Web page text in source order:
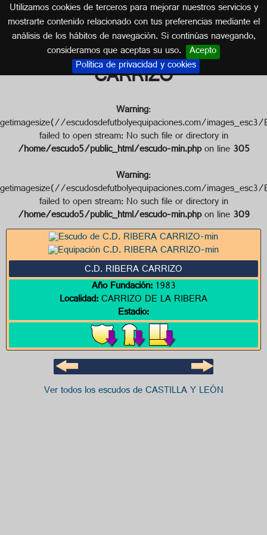
Utilizamos cookies de terceros para mejorar nuestros servicios y
mostrarte contenido relacionado con tus preferencias mediante el
análisis de los hábitos de navegación. Si continúas navegando,
consideramos que aceptas su uso. Acepto
Política de privacidad y cookies
Escudo de C.D. RIBERA
CARRIZO
CASTILLA Y LEÓN
Warning:
getimagesize(//escudosdefutbolyequipaciones.com/
failed to open stream: No such file or directory in
/home/escudo5/public_html/escudo-min.phpon line305
Warning:
getimagesize(//escudosdefutbolyequipaciones.com/
failed to open stream: No such file or directory in
/home/escudo5/public_html/escudo-min.phpon line309
C.D. RIBERA CARRIZO
Año Fundación:1983
Localidad:CARRIZO DE LA RIBERA
Estadio:
Ver todos los escudos de CASTILLA Y LEÓN